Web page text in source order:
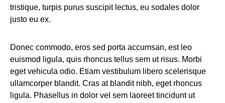
tristique, turpis purus suscipit lectus, eu sodales dolor
justo eu ex.
Donec commodo, eros sed porta accumsan, est leo
euismod ligula, quis rhoncus tellus sem ut risus. Morbi
eget vehicula odio. Etiam vestibulum libero scelerisque
ullamcorper blandit. Cras at blandit nibh, eget rhoncus
ligula. Phasellus in dolor vel sem laoreet tincidunt ut